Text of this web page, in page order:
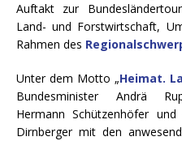
Auftakt zur
Land- und Forstwirtschaft,
Rahmen des
Unter dem Motto „Heimat.
Bundesminister Andrä
Hermann Schützenhöfer und
Dirnberger mit den